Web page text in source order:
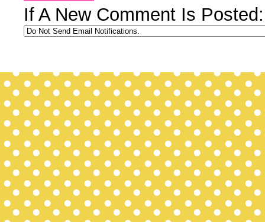
If A New Comment Is Posted: